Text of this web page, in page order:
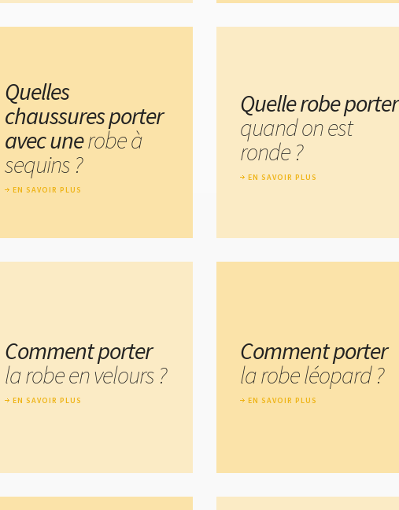
Quelles
chaussures porter
avec unerobe à
sequins ?
EN SAVOIR PLUS
Quelle robe porter
quand on est
ronde ?
EN SAVOIR PLUS
Comment porter
la robe en velours ?
EN SAVOIR PLUS
Comment porter
la robe léopard ?
EN SAVOIR PLUS